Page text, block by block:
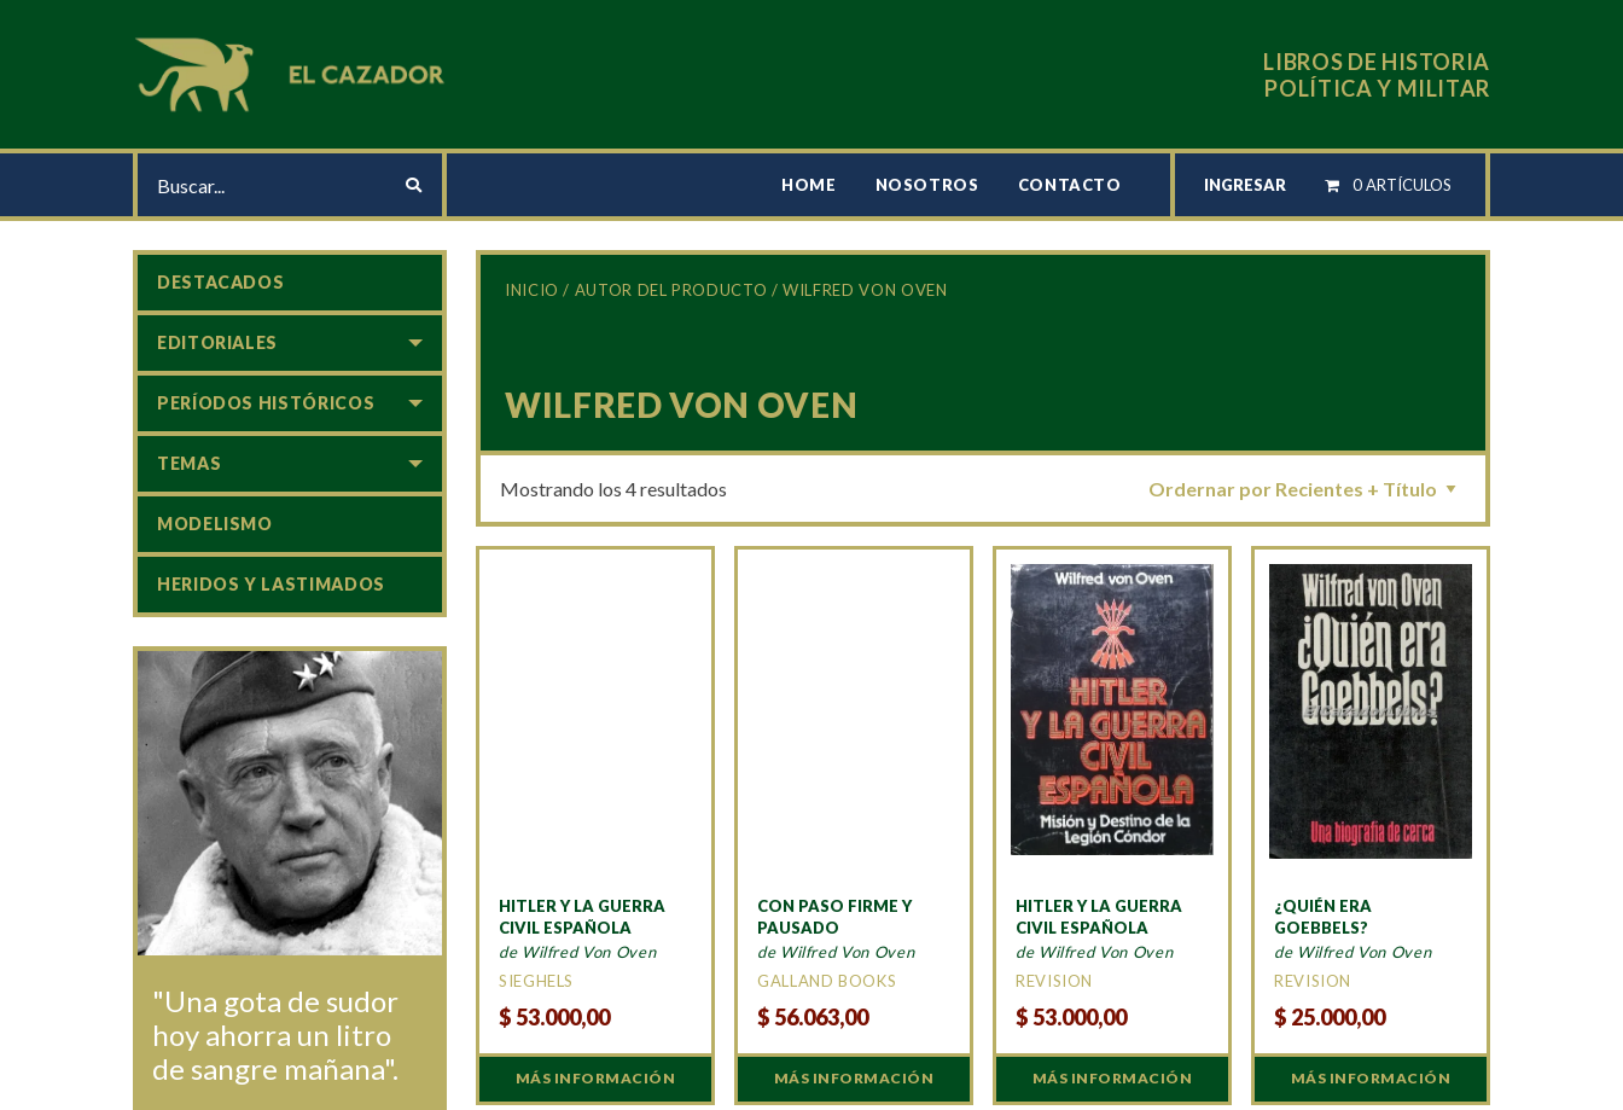
LIBROS DE HISTORIA
POLÍTICA Y MILITAR
HOME NOSOTROS CONTACTO INGRESAR 0 ARTÍCULOS
INICIO / AUTOR DEL PRODUCTO / WILFRED VON OVEN
WILFRED VON OVEN
Mostrando los 4 resultados
HITLER Y LA GUERRA
CIVIL ESPAÑOLA
de Wilfred Von Oven
SIEGHELS
$ 53.000,00
MÁS INFORMACIÓN
CON PASO FIRME Y
PAUSADO
de Wilfred Von Oven
GALLAND BOOKS
$ 56.063,00
MÁS INFORMACIÓN
HITLER Y LA GUERRA
CIVIL ESPAÑOLA
de Wilfred Von Oven
REVISION
$ 53.000,00
MÁS INFORMACIÓN
¿QUIÉN ERA
GOEBBELS?
de Wilfred Von Oven
REVISION
$ 25.000,00
MÁS INFORMACIÓN
DESTACADOS
EDITORIALES
PERÍODOS HISTÓRICOS
TEMAS
MODELISMO
HERIDOS Y LASTIMADOS
"Una gota de sudor
hoy ahorra un litro
de sangre mañana".